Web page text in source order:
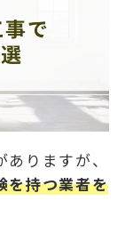
りますが、
を持つ業者を